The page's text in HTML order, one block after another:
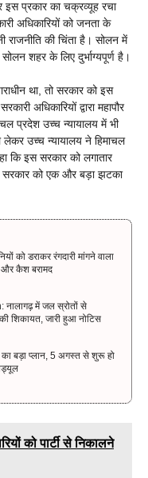
इस प्रकार का चक्रव्यूह रचा
अधिकारियों को जनता के
राजनीति की चिंता है। सोलन में
शहर के लिए दुर्भाग्यपूर्ण है।
था, तो सरकार को इस
अधिकारियों द्वारा महापौर
प्रदेश उच्च न्यायालय में भी
लेकर उच्च न्यायालय ने हिमाचल
कि इस सरकार को लगातार
को एक और बड़ा झटका
को डराकर रंगदारी मांगने वाला
और कैश बरामद
में जल स्रोतों से
शिकायत, जारी हुआ नोटिस
का बड़ा प्लान, 5 अगस्त से शुरू हो
को पार्टी से निकालने